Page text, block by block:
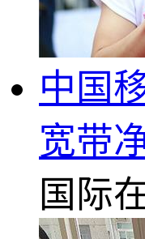
中国
宽带
国际